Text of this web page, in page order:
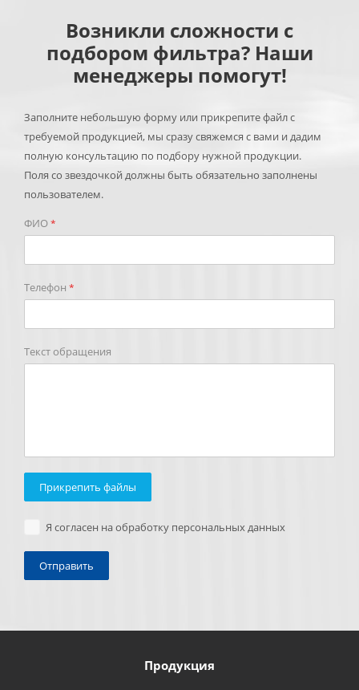
Возникли сложности с
подбором фильтра? Наши
менеджеры помогут!
Заполните небольшую форму или прикрепите файл с
требуемой продукцией, мы сразу свяжемся с вами и дадим
полную консультацию по подбору нужной продукции.
Поля со звездочкой должны быть обязательно заполнены
пользователем.
ФИО*
Телефон *
Текст обращения
Прикрепить файлы
Я согласен на обработку персональных данных
Продукция